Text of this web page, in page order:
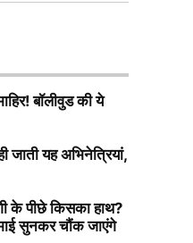
बॉलीवुड की ये
जाती यह अभिनेत्रियां,
के पीछे किसका हाथ?
सुनकर चौंक जाएंगे